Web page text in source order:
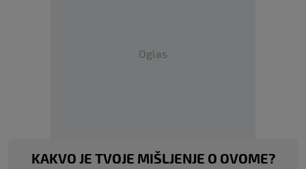
Oglas
KAKVO JE TVOJE MIŠLJENJE O OVOME?